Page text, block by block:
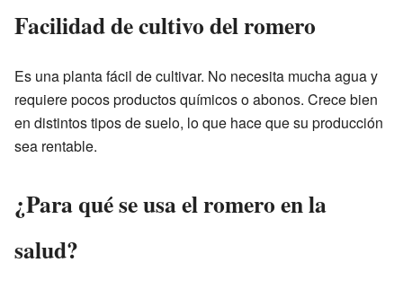
Facilidad de cultivo del romero
Es una planta fácil de cultivar. No necesita mucha agua y
requiere pocos productos químicos o abonos. Crece bien
en distintos tipos de suelo, lo que hace que su producción
sea rentable.
¿Para qué se usa el romero en la
salud?